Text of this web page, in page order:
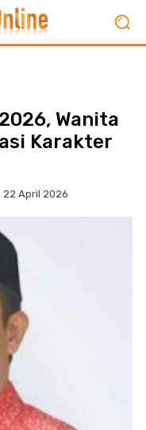
Wanita
Karakter
22 April 2026